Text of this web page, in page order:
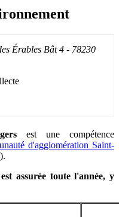
Érables Bât 4 - 78230
est une compétence
d'agglomération Saint-
assurée toute l'année, y